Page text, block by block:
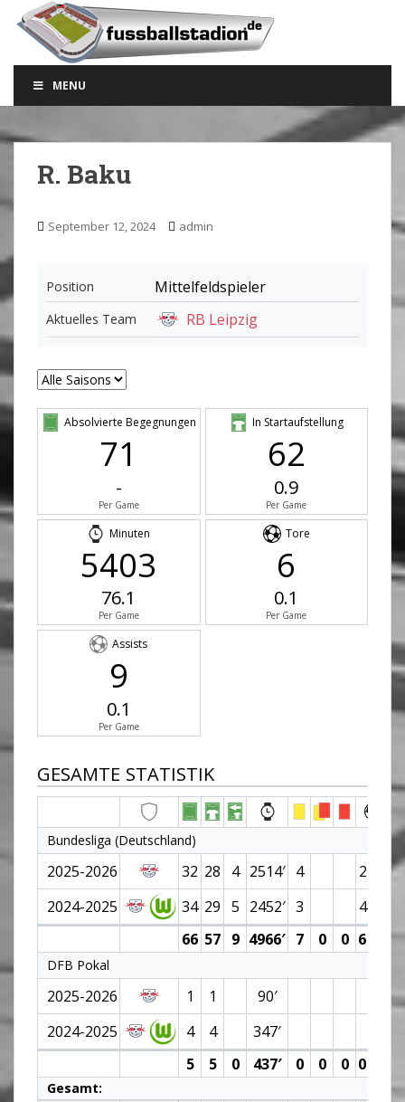
m
n
n
e
t
MENU
R. Baku
September 12, 2024 admin
Position Mittelfeldspieler
Aktuelles Team RB Leipzig
Absolvierte Begegnungen
71
-
Per Game
In Startaufstellung
62
0.9
Per Game
Minuten
5403
76.1
Per Game
Tore
6
0.1
Per Game
Assists
9
0.1
Per Game
GESAMTE STATISTIK
Bundesliga (Deutschland)
2025-2026 32 28 4 2514′ 4 2 (0)
2024-2025
34 29 5 2452′ 3 4 (0)
66 57 9 4966′ 7 0 0 6 (0)
DFB Pokal
2025-2026 1 1
90′
2024-2025
4 4 347′
5
5 0 437′ 0 0 0 0 (0)
Gesamt: